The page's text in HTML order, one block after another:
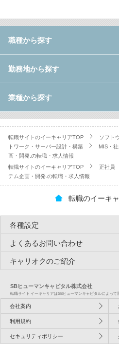
職種から探す
勤務地から探す
業種から探す
転職サイトのイーキャリアTOP ソフト
トワーク・サーバー設計・構築
MIS・
画・開発.の転職・求人情報
転職サイトのイーキャリアTOP
正社員
テム企画・開発.の転職・求人情報
転職のイーキ
各種設定
よくあるお問い合わせ
キャリオクのご紹介
SBヒューマンキャピタル株式会社
転職サイト イーキャリアはSBヒューマンキャピタルによって
会社案内
利用規約
セキュリティポリシー